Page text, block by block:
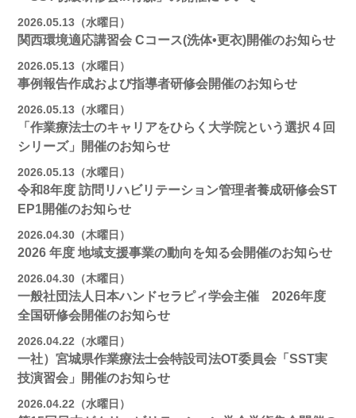
2026.05.13（水曜日）
関西環境適応講習会 Cコース(洗体•更衣)開催のお知らせ
2026.05.13（水曜日）
事例報告作成および指導者研修会開催のお知らせ
2026.05.13（水曜日）
「作業療法士のキャリアをひらく大学院という選択４回
シリーズ」開催のお知らせ
2026.05.13（水曜日）
令和8年度 訪問リハビリテーション管理者養成研修会ST
EP1開催のお知らせ
2026.04.30（木曜日）
2026 年度 地域支援事業の動向を知る会開催のお知らせ
2026.04.30（木曜日）
一般社団法人日本ハンドセラピィ学会主催 2026年度
全国研修会開催のお知らせ
2026.04.22（水曜日）
一社）宮城県作業療法士会特設司法OT委員会「SST実
技演習会」開催のお知らせ
2026.04.22（水曜日）